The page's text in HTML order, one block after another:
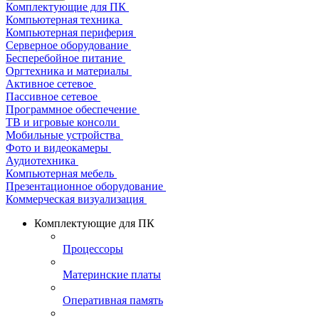
Комплектующие для ПК
Компьютерная техника
Компьютерная периферия
Серверное оборудование
Бесперебойное питание
Оргтехника и материалы
Активное сетевое
Пассивное сетевое
Программное обеспечение
ТВ и игровые консоли
Мобильные устройства
Фото и видеокамеры
Аудиотехника
Компьютерная мебель
Презентационное оборудование
Коммерческая визуализация
Комплектующие для ПК
Процессоры
Материнские платы
Оперативная память